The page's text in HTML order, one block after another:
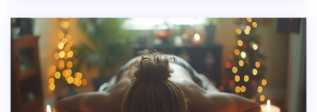
s sebou nese klasická masáž!